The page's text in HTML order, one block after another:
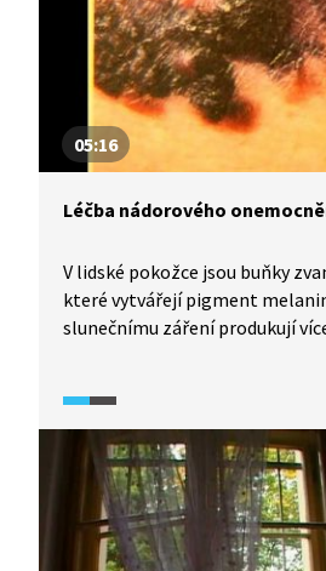
05:16
Léčba nádorového
V lidské pokožce jsou buňky
které vytvářejí pigment
slunečnímu záření produkují
znaménka a podobně. Pokud se
začnou neřízeně množit, vzniká
nádorové bujení – melanom. S
seznámí náš přední
Arenberger.